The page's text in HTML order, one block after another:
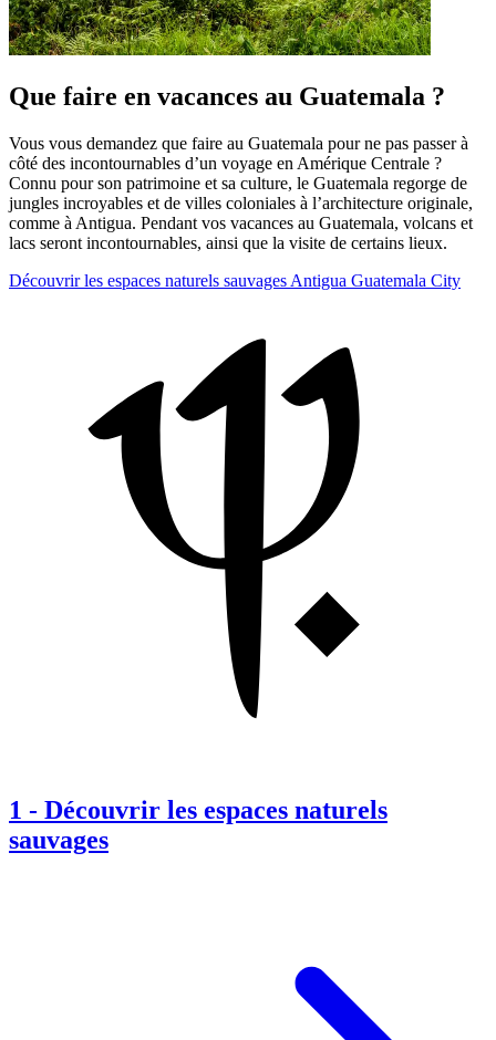
Que faire en vacances au Guatemala ?
Vous vous demandez que faire au Guatemala pour ne pas passer à
côté des incontournables d’un voyage en Amérique Centrale ?
Connu pour son patrimoine et sa culture, le Guatemala regorge de
jungles incroyables et de villes coloniales à l’architecture originale,
comme à Antigua. Pendant vos vacances au Guatemala, volcans et
lacs seront incontournables, ainsi que la visite de certains lieux.
Découvrir les espaces naturels sauvages Antigua Guatemala City
1 - Découvrir les espaces naturels
sauvages